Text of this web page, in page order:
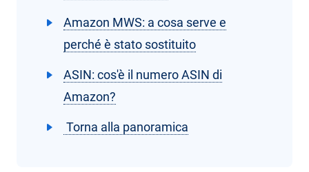
Amazon MWS: a cosa serve e
perché è stato sostituito
ASIN: cos'è il numero ASIN di
Amazon?
Torna alla panoramica